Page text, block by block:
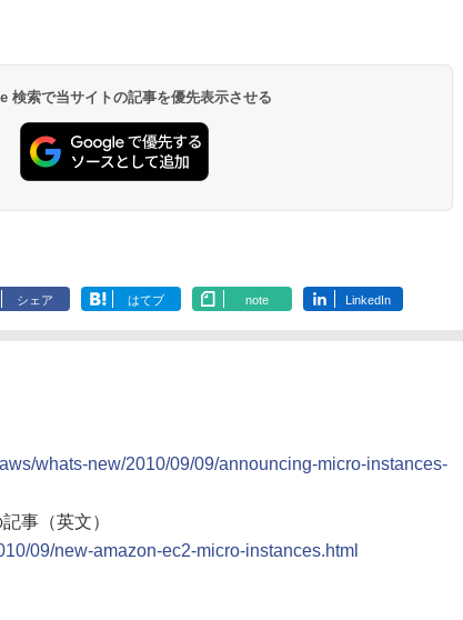
検索で当サイトの記事を優先表示させる
シェア はてブ note LinkedIn
whats-new/2010/09/09/announcing-micro-instances-
事（英文）
09/new-amazon-ec2-micro-instances.html